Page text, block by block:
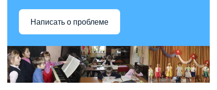
Написать о проблеме